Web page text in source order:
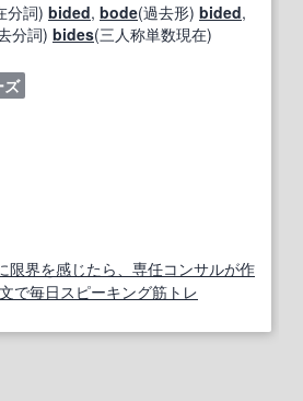
分詞) bided, bode(過去形) bided,
分詞) bides(三人称単数現在)
ズ
限界を感じたら、専任コンサルが作
で毎日スピーキング筋トレ